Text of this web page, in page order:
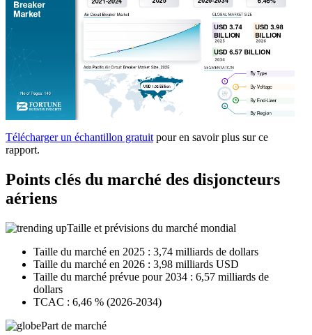
Télécharger un échantillon gratuit pour en savoir plus sur ce
rapport.
Points clés du marché des disjoncteurs
aériens
Taille et prévisions du marché mondial
Taille du marché en 2025 : 3,74 milliards de dollars
Taille du marché en 2026 : 3,98 milliards USD
Taille du marché prévue pour 2034 : 6,57 milliards de
dollars
TCAC : 6,46 % (2026-2034)
Part de marché